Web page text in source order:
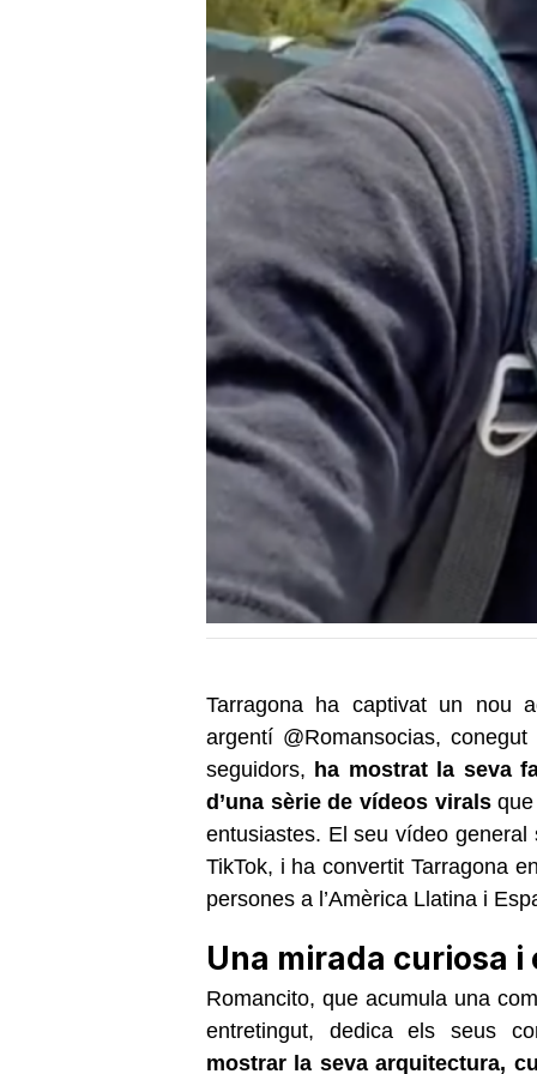
Tarragona ha captivat un nou
argentí @Romansocias,
seguidors, ha mostrat la seva
d’una sèrie de vídeos viralsque
entusiastes. El seu vídeo
TikTok, i ha convertit Tarragona
persones a l’Amèrica Llatina i
Una mirada curiosa i
Romancito, que acumula una
entretingut, dedica els seus
mostrar la seva arquitectura,